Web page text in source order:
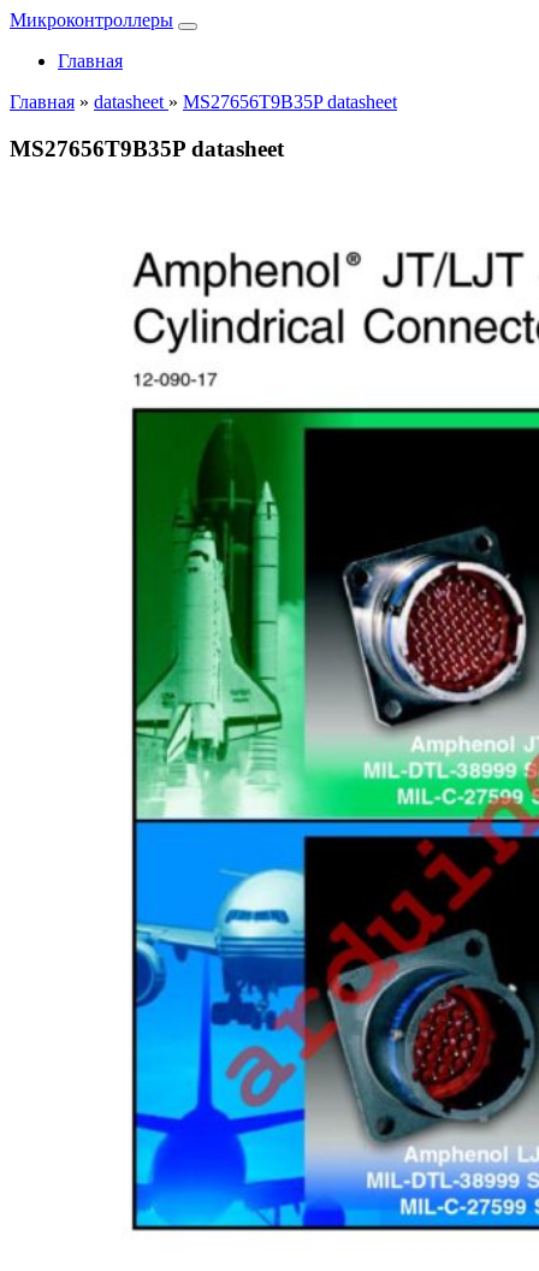
Микроконтроллеры
Главная
Главная » datasheet » MS27656T9B35P datasheet
MS27656T9B35P datasheet